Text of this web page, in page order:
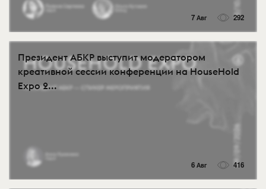
7 Авг 292
Президент АБКР выступит модератором
креативной сессии конференции на HouseHold
Expo 2...
6 Авг 416